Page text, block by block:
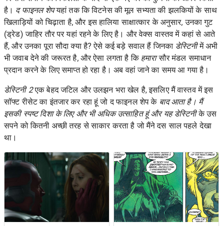
है। द फाइनल शेपयहां तक ​​कि विटनेस की मूल सभ्यता की झलकियों के साथ
खिलाड़ियों को चिढ़ाता है, और इस हालिया साक्षात्कार के अनुसार, उनका गुट
(ड्रेड) जाहिर तौर पर यहां रहने के लिए है। और वेक्स वास्तव में कहां से आते
हैं, और उनका पूरा सौदा क्या है? ऐसे कई बड़े सवाल हैं जिनका डेस्टिनीमें अभी
भी जवाब देने की जरूरत है, और ऐसा लगता है कि हमारासौर मंडल समाधान
प्रदान करने के लिए समाप्त हो रहा है। अब वहां जाने का समय आ गया है।
डेस्टिनी 2एक बेहद जटिल और उलझन भरा खेल है, इसलिए मैं वास्तव में इस
सॉफ्ट रीसेट का इंतजार कर रहा हूं जोद फाइनल शेप केबाद आता है। मैं
इसकी स्पष्ट दिशा के लिए और भी अधिक उत्साहित हूं और यह डेस्टिनीके उस
सपने को कितनी अच्छी तरह से साकार करता है जो मैंने दस साल पहले देखा
था।